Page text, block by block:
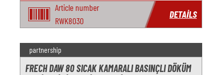
Article number
RWK8030
DETAILS
partnership
FRECH DAW 80 SICAK KAMARALI BASINÇLI DÖKÜM